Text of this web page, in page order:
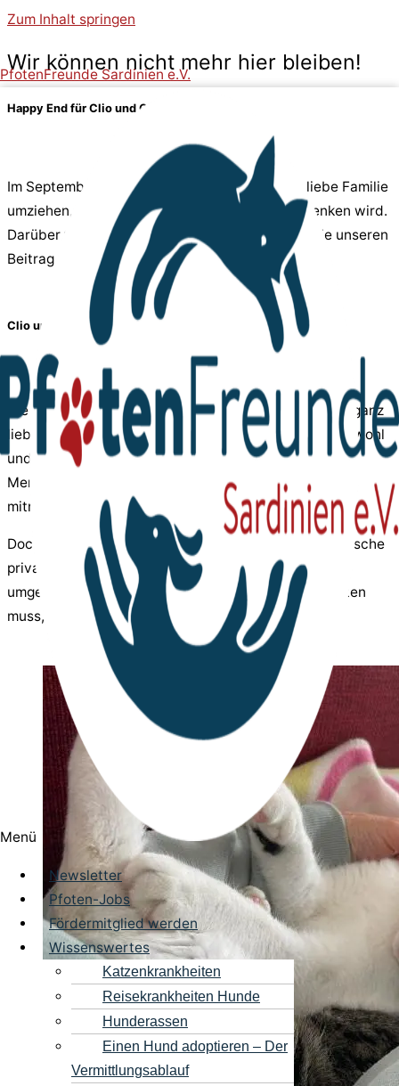
Zum Inhalt springen
PfotenFreunde Sardinien e.V.
Menü
Newsletter
Pfoten-Jobs
Fördermitglied werden
Wissenswertes
Katzenkrankheiten
Reisekrankheiten Hunde
Hunderassen
Einen Hund adoptieren – Der
Vermittlungsablauf
Wir können nicht mehr hier bleiben!
Happy End für Clio und Cleo
Im September dürfen die Geschwister in eine liebe Familie
umziehen, die ihnen ein Zuhause für immer schenken wird.
Darüber freuen wir uns sehr und danken allen, die unseren
Beitrag geteilt haben!
Clio und Cleo müssen ihre Pflegestelle verlassen
Die Katzengeschwister Clio und Cleo leben auf einer ganz
lieben Pflegestelle in NRW. Sie fühlen sich dort pudelwohl
und warten bereits seit langem darauf, dass sich
Menschen melden, die sie für immer in ein Zuhause
mitnehmen möchten.
Doch jetzt stürzt ihre kleine Welt ein. Durch eine tragische
private Veränderung im Leben ihrer Pflegemama, die
umgehend einen längeren Auslandsaufenthalt antreten
muss, können die beiden nicht mehr dort bleiben.